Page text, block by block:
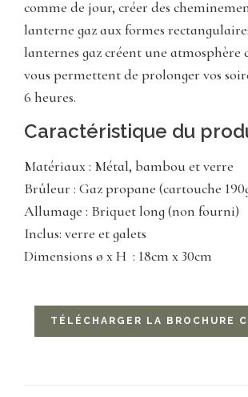
comme de jour, créer des
lanterne gaz aux formes
lanternes gaz créent une atmosphère
vous permettent de prolonger vos
6 heures.
Caractéristique du
Matériaux : Métal, bambou et verre
Brûleur : Gaz propane (cartouche
Allumage : Briquet long (non fourni)
Inclus: verre et galets
Dimensions ø x H : 18cm x 30cm
TÉLÉCHARGER LA BROCHURE